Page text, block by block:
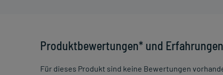
Produktbewertungen* und
Für dieses Produkt sind keine Bewertungen